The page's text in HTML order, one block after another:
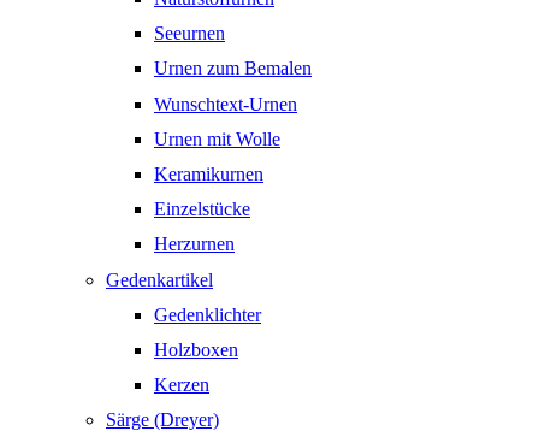
Seeurnen
Urnen zum Bemalen
Wunschtext-Urnen
Urnen mit Wolle
Keramikurnen
Einzelstücke
Herzurnen
Gedenkartikel
Gedenklichter
Holzboxen
Kerzen
Särge (Dreyer)